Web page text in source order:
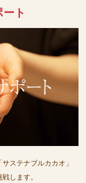
ト
ステナブルカカオ」
します。